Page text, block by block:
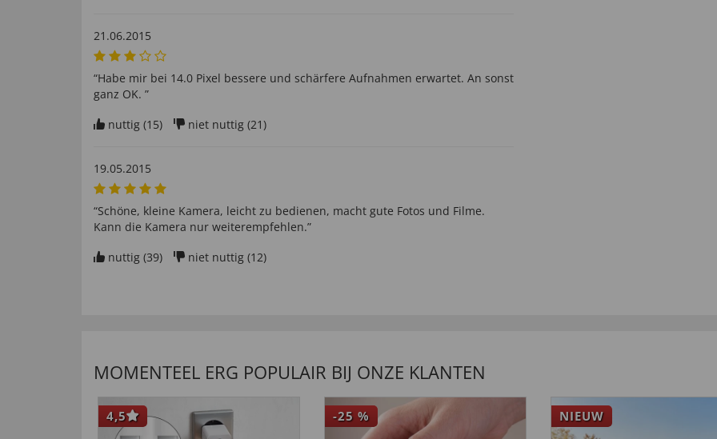
21.06.2015
“Habe mir bei 14.0 Pixel bessere und schärfere Aufnahmen erwartet. An sonst
ganz OK. ”
nuttig (15) niet nuttig (21)
19.05.2015
“Schöne, kleine Kamera, leicht zu bedienen, macht gute Fotos und Filme.
Kann die Kamera nur weiterempfehlen.”
nuttig (39) niet nuttig (12)
MOMENTEEL ERG POPULAIR BIJ ONZE KLANTEN
4,5 -25 % NIEUW